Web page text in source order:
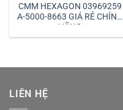
CMM HEXAGON 03969259
A-5000-8663 GIÁ RẺ CHÍNH
HÃNG
LIÊN HỆ